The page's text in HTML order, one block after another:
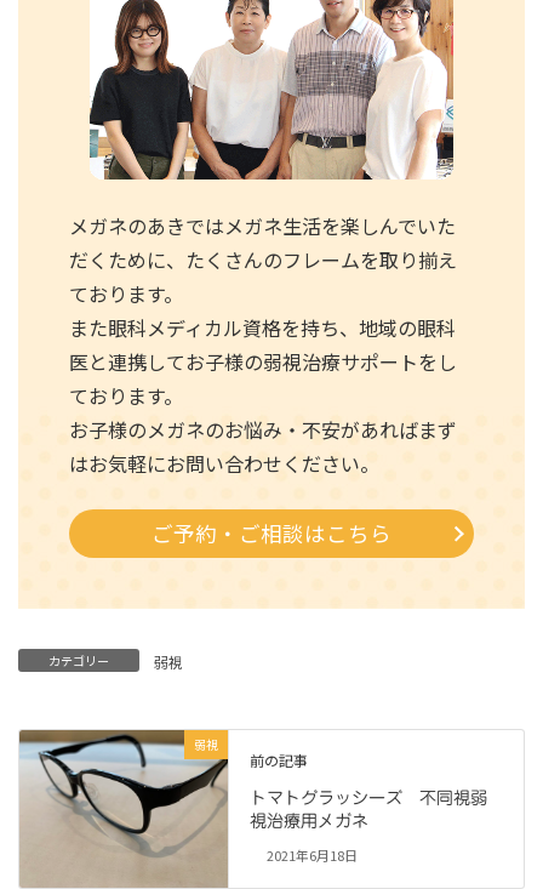
メガネのあきではメガネ生活を楽しんでいた
だくために、たくさんのフレームを取り揃え
ております。
また眼科メディカル資格を持ち、地域の眼科
医と連携してお子様の弱視治療サポートをし
ております。
お子様のメガネのお悩み・不安があればまず
はお気軽にお問い合わせください。
ご予約・ご相談はこちら
カテゴリー 弱視
弱視
前の記事
トマトグラッシーズ 不同視弱
視治療用メガネ
2021年6月18日